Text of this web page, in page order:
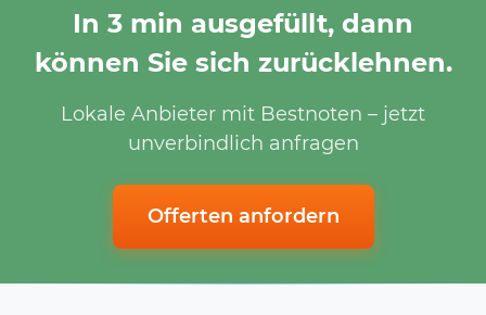
In 3 min ausgefüllt, dann
können Sie sich zurücklehnen.
Lokale Anbieter mit Bestnoten – jetzt
unverbindlich anfragen
Offerten anfordern